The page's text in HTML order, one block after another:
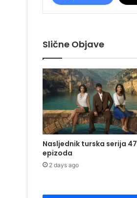
Slične Objave
Nasljednik turska serija 47
epizoda
2 days ago